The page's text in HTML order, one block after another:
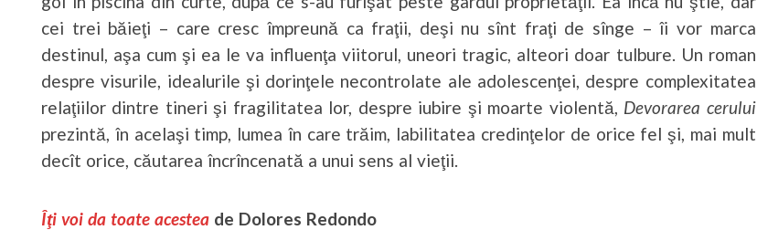
cei trei băieţi – care cresc împreună ca fraţii, deşi nu sînt fraţi de sînge – îi vor marca
destinul, aşa cum şi ea le va influenţa viitorul, uneori tragic, alteori doar tulbure. Un roman
despre visurile, idealurile şi dorinţele necontrolate ale adolescenţei, despre complexitatea
relaţiilor dintre tineri şi fragilitatea lor, despre iubire şi moarte violentă, Devorarea cerului
prezintă, în acelaşi timp, lumea în care trăim, labilitatea credinţelor de orice fel şi, mai mult
decît orice, căutarea încrîncenată a unui sens al vieţii.
Îţi voi da toate acesteade Dolores Redondo